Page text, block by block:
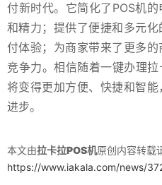
付新时代。它简化了POS机
和精力；提供了便捷和多元
付体验；为商家带来了更多
竞争力。相信随着一键办理
将变得更加方便、快捷和智
进步。
本文由拉卡拉POS机原创内容转载
https://www.iakala.com/news/